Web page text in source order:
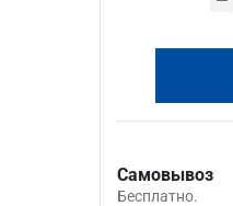
Самовывоз
Бесплатно.